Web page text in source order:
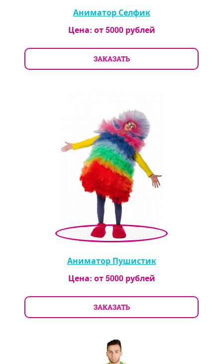
Аниматор Селфик
Цена: от5000рублей
ЗАКАЗАТЬ
Аниматор Пушистик
Цена: от5000рублей
ЗАКАЗАТЬ